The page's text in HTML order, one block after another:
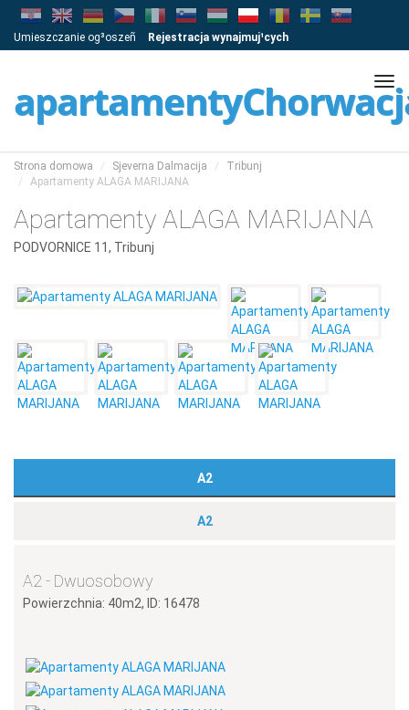
Umieszczanie og³oszeñ Rejestracja wynajmuj¹cych
Strona domowa Sjeverna Dalmacija
Tribunj
Apartamenty ALAGA MARIJANA
Apartamenty ALAGA MARIJANA
PODVORNICE 11, Tribunj
A2
A2
A2 - Dwuosobowy
Powierzchnia: 40m2, ID: 16478